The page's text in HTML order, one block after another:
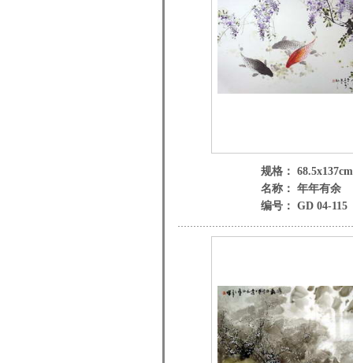
规格： 68.5x137cm
名称： 年年有余
编号： GD 04-115